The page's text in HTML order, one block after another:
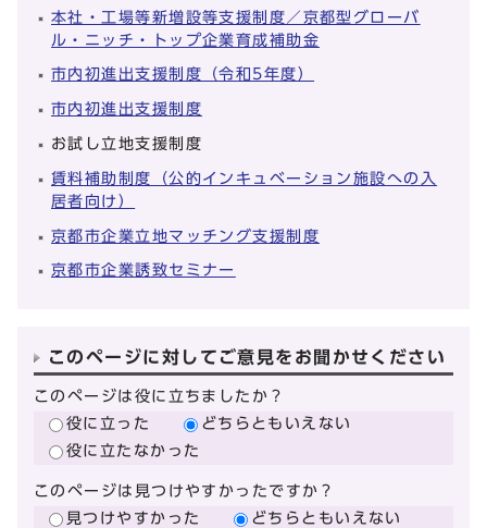
本社・工場等新増設等支援制度／京都型グローバ
ル・ニッチ・トップ企業育成補助金
市内初進出支援制度（令和5年度）
市内初進出支援制度
お試し立地支援制度
賃料補助制度（公的インキュベーション施設への入
居者向け）
京都市企業立地マッチング支援制度
京都市企業誘致セミナー
このページに対してご意見をお聞かせください
このページは役に立ちましたか？
役に立った
どちらともいえない
役に立たなかった
このページは見つけやすかったですか？
見つけやすかった
どちらともいえない